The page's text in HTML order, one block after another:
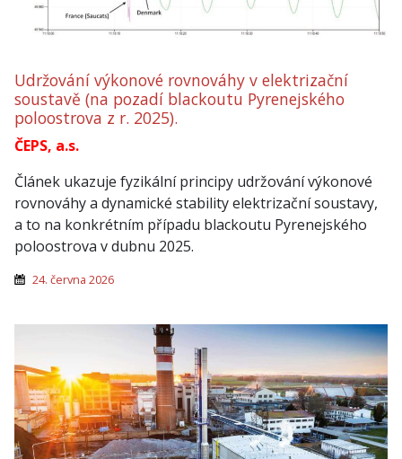
Udržování výkonové rovnováhy v elektrizační
soustavě (na pozadí blackoutu Pyrenejského
poloostrova z r. 2025).
ČEPS, a.s.
Článek ukazuje fyzikální principy udržování výkonové
rovnováhy a dynamické stability elektrizační soustavy,
a to na konkrétním případu blackoutu Pyrenejského
poloostrova v dubnu 2025.
24. června 2026